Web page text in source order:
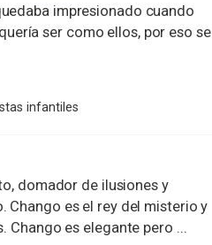
impresionado cuando
ser como ellos, por eso se
infantiles
domador de ilusiones y
Chango es el rey del misterio y
Chango es elegante pero ...